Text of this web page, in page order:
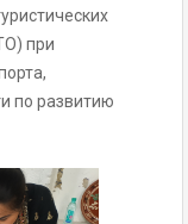
при
по развитию